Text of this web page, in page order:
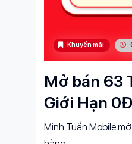
Khuyến mãi
Mở bán 63
Giới Hạn 0Đ
Minh Tuấn Mobile